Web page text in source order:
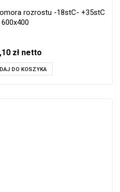
rozrostu -18stC- +35stC
600x400
zł netto
DO KOSZYKA